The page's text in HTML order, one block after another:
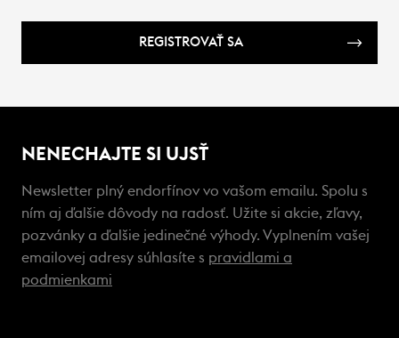
REGISTROVAŤ SA
NENECHAJTE SI UJSŤ
Newsletter plný endorfínov vo vašom emailu. Spolu s
ním aj ďalšie dôvody na radosť. Užite si akcie, zľavy,
pozvánky a ďalšie jedinečné výhody. Vyplnením vašej
emailovej adresy súhlasíte s pravidlami a
podmienkami